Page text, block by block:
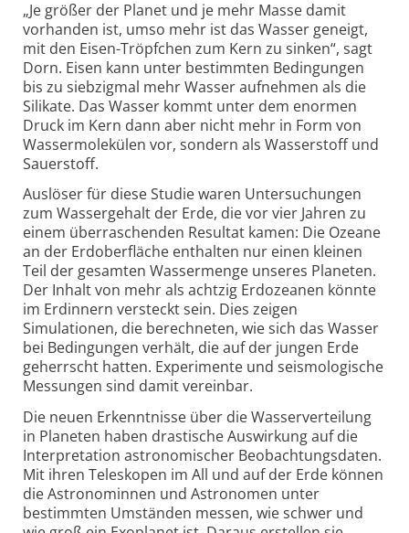
„Je größer der Planet und je mehr Masse damit
vorhanden ist, umso mehr ist das Wasser geneigt,
mit den Eisen-Tröpfchen zum Kern zu sinken“, sagt
Dorn. Eisen kann unter bestimmten Bedingungen
bis zu siebzigmal mehr Wasser aufnehmen als die
Silikate. Das Wasser kommt unter dem enormen
Druck im Kern dann aber nicht mehr in Form von
Wasser­molekülen vor, sondern als Wasserstoff und
Sauerstoff.
Auslöser für diese Studie waren Untersuchungen
zum Wassergehalt der Erde, die vor vier Jahren zu
einem überraschenden Resultat kamen: Die Ozeane
an der Erdober­fläche enthalten nur einen kleinen
Teil der gesamten Wassermenge unseres Planeten.
Der Inhalt von mehr als achtzig Erdozeanen könnte
im Erdinnern versteckt sein. Dies zeigen
Simulationen, die berechneten, wie sich das Wasser
bei Bedingungen verhält, die auf der jungen Erde
geherrscht hatten. Experimente und seismo­logische
Messungen sind damit vereinbar.
Die neuen Erkenntnisse über die Wasser­verteilung
in Planeten haben drastische Auswirkung auf die
Inter­pretation astro­nomischer Beobachtungs­daten.
Mit ihren Teleskopen im All und auf der Erde können
die Astro­nominnen und Astronomen unter
bestimmten Umständen messen, wie schwer und